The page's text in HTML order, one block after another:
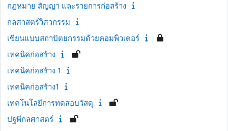
กฎหมาย สัญญา และรายการก่อสร้าง
กลศาสตร์วิศวกรรม
เขียนแบบสถาปัตยกรรมด้วยคอมพิวเตอร์
เทคนิคก่อสร้าง
เทคนิคก่อสร้าง 1
เทคนิคก่อสร้าง1
เทคโนโลยีการทดสอบวัสดุ
ปฐพีกลศาสตร์